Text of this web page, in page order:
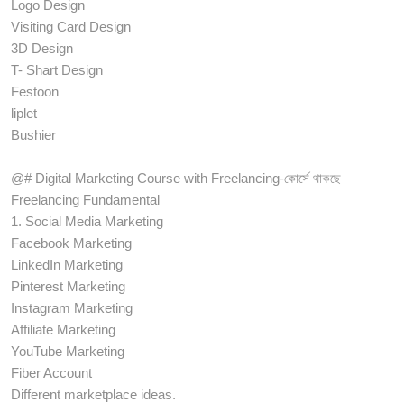
Logo Design
Visiting Card Design
3D Design
T- Shart Design
Festoon
liplet
Bushier
@# Digital Marketing Course with Freelancing-কোর্সে থাকছে
Freelancing Fundamental
1. Social Media Marketing
Facebook Marketing
LinkedIn Marketing
Pinterest Marketing
Instagram Marketing
Affiliate Marketing
YouTube Marketing
Fiber Account
Different marketplace ideas.